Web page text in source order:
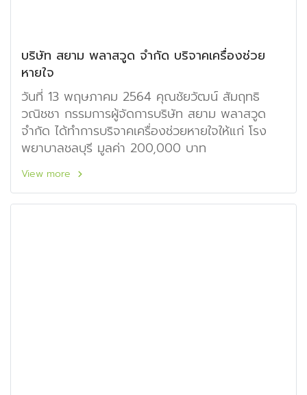
บริษัท สยาม พลาสวูด จำกัด บริจาคเครื่องช่วย
หายใจ
วันที่ 13 พฤษภาคม 2564 คุณชัยวัฒน์ สัมฤทธิ
วณิชชา กรรมการผู้จัดการบริษัท สยาม พลาสวูด
จำกัด ได้ทำการบริจาคเครื่องช่วยหายใจให้แก่ โรง
พยาบาลชลบุรี มูลค่า 200,000 บาท
View more